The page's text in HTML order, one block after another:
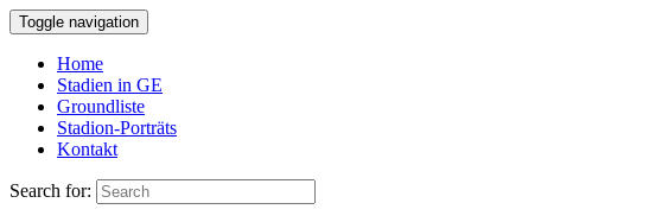
Toggle navigation
Home
Stadien in GE
Groundliste
Stadion-Porträts
Kontakt
Search for: